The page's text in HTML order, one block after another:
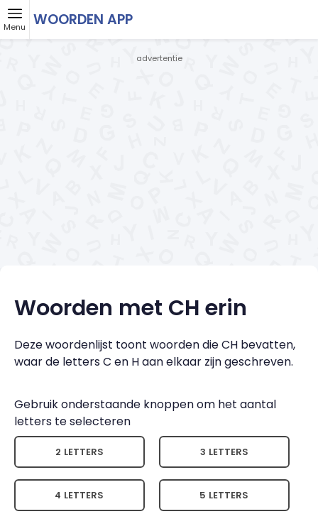
Menu WOORDEN APP
- advertentie -
Woorden met CH erin
Deze woordenlijst toont woorden die CH bevatten,
waar de letters C en H aan elkaar zijn geschreven.
Gebruik onderstaande knoppen om het aantal
letters te selecteren
2 LETTERS 3 LETTERS
4 LETTERS 5 LETTERS